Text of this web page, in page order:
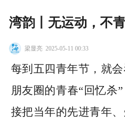
湾韵丨无运动，不
梁显亮 2025-05-11 00:33
每到五四青年节，就
朋友圈的青春“回忆杀
接把当年的先进青年